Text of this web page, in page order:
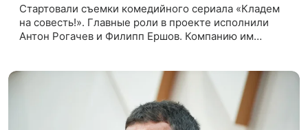
Стартовали съемки комедийного сериала «Кладем
на совесть!». Главные роли в проекте исполнили
Антон Рогачев и Филипп Ершов. Компанию им